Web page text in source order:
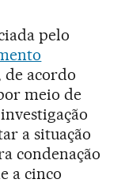
pelo
de acordo
meio de
a situação
condenação
a cinco